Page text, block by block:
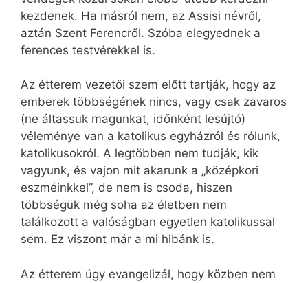
kezdenek. Ha másról nem, az Assisi névről,
aztán Szent Ferencről. Szóba elegyednek a
ferences testvérekkel is.
Az étterem vezetői szem előtt tartják, hogy az
emberek többségének nincs, vagy csak zavaros
(ne áltassuk magunkat, időnként lesújtó)
véleménye van a katolikus egyházról és rólunk,
katolikusokról. A legtöbben nem tudják, kik
vagyunk, és vajon mit akarunk a „középkori
eszméinkkel”, de nem is csoda, hiszen
többségük még soha az életben nem
találkozott a valóságban egyetlen katolikussal
sem. Ez viszont már a mi hibánk is.
Az étterem úgy evangelizál, hogy közben nem